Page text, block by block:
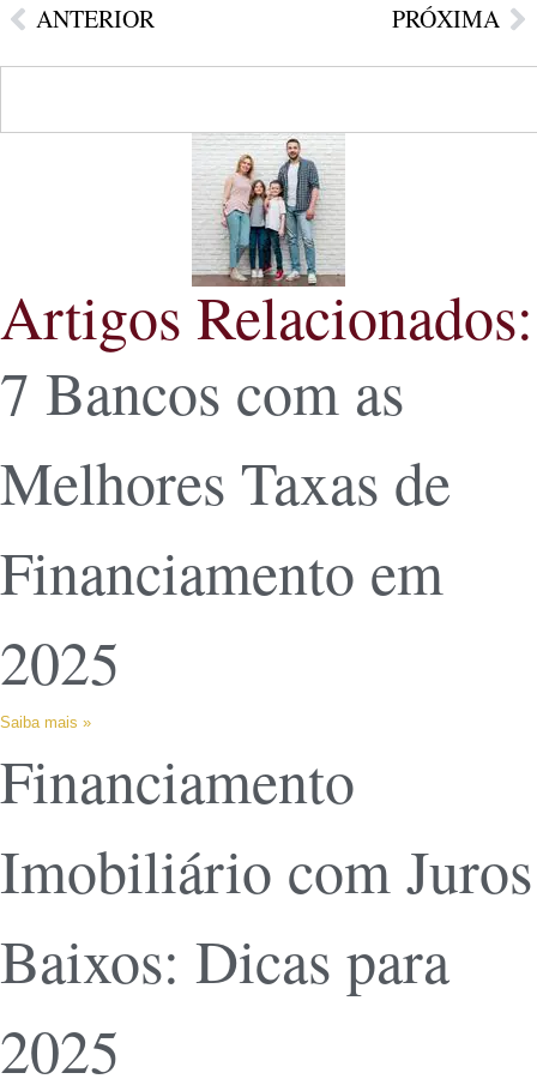
ANTERIOR PRÓXIMA
Artigos Relacionados:
7 Bancos com as
Melhores Taxas de
Financiamento em
2025
Saiba mais »
Financiamento
Imobiliário com Juros
Baixos: Dicas para
2025